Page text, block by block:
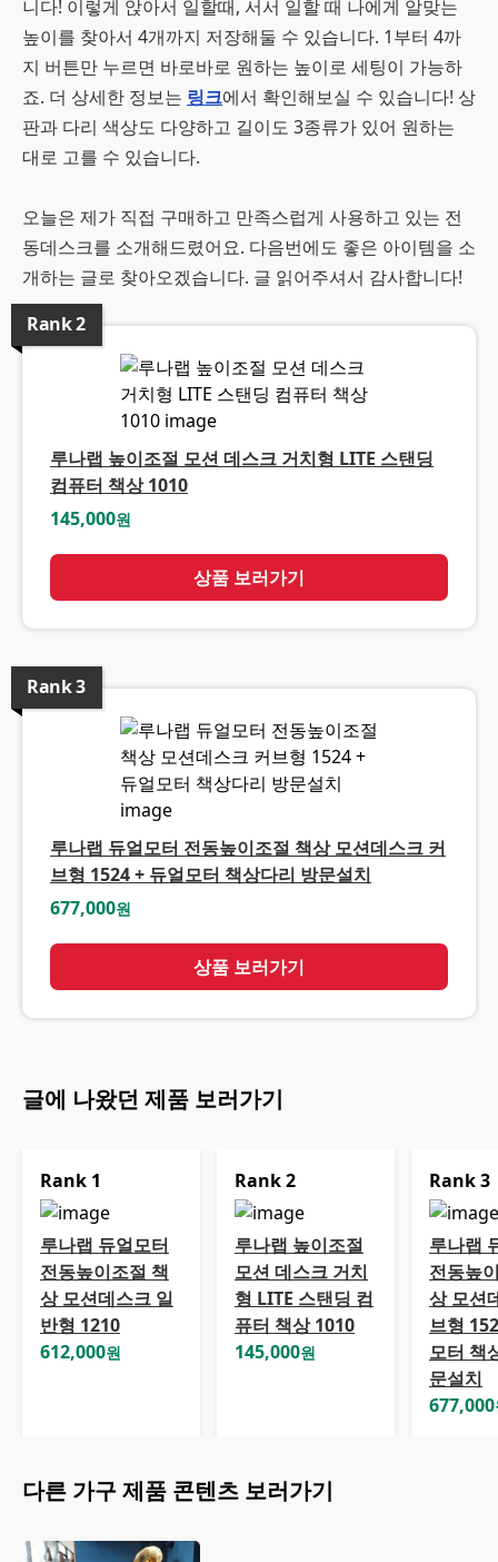
니다! 이렇게 앉아서 일할때, 서서 일할 때 나에게 알맞는
높이를 찾아서 4개까지 저장해둘 수 있습니다. 1부터 4까
지 버튼만 누르면 바로바로 원하는 높이로 세팅이 가능하
죠. 더 상세한 정보는 링크에서 확인해보실 수 있습니다! 상
판과 다리 색상도 다양하고 길이도 3종류가 있어 원하는
대로 고를 수 있습니다.
오늘은 제가 직접 구매하고 만족스럽게 사용하고 있는 전
동데스크를 소개해드렸어요. 다음번에도 좋은 아이템을 소
개하는 글로 찾아오겠습니다. 글 읽어주셔서 감사합니다!
Rank2
루나랩 높이조절 모션 데스크 거치형 LITE 스탠딩
컴퓨터 책상 1010
145,000원
상품 보러가기
Rank3
루나랩 듀얼모터 전동높이조절 책상 모션데스크 커
브형 1524 + 듀얼모터 책상다리 방문설치
677,000원
상품 보러가기
글에 나왔던 제품 보러가기
Rank 1
루나랩 듀얼모터
전동높이조절 책
상 모션데스크 일
반형 1210
612,000원
Rank2
루나랩 높이조절
모션 데스크 거치
형 LITE 스탠딩 컴
퓨터 책상 1010
145,000원
Rank3
루나랩
전동높
상 모션
브형
모터 책
문설치
677,000
다른 가구제품 콘텐츠 보러가기